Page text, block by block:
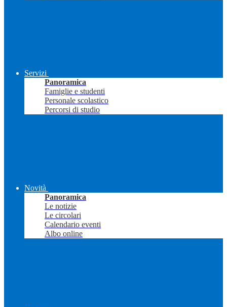
Servizi
Panoramica
Famiglie e studenti
Personale scolastico
Percorsi di studio
Novità
Panoramica
Le notizie
Le circolari
Calendario eventi
Albo online